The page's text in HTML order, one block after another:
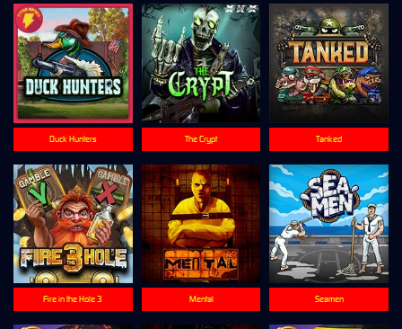
Seamen
Duck Hunters
Fire in the Hole 3 Mental
The Crypt Tanked